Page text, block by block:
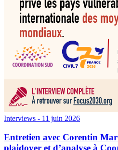
Interviews - 11 juin 2026
Entretien avec Corentin
plaidoyer et d’analyse à